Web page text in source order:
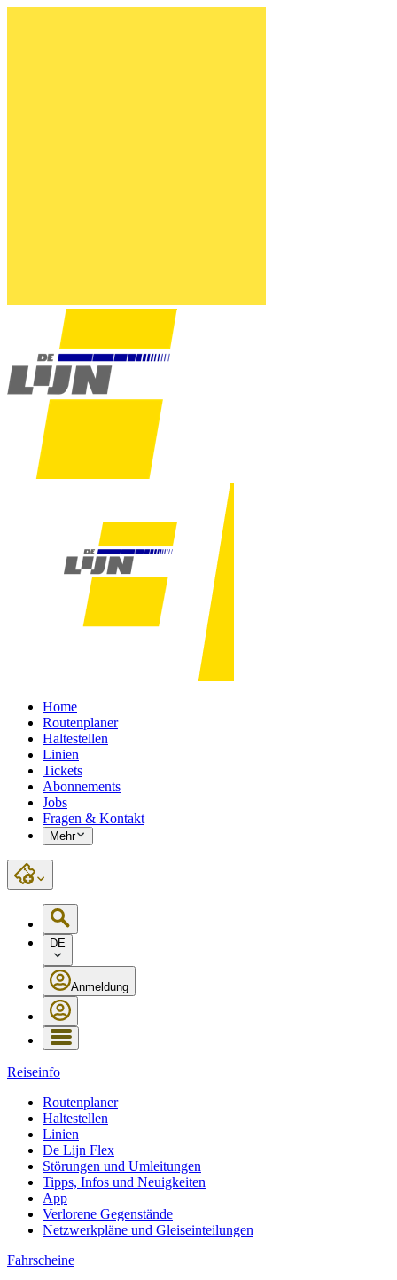
Home
Routenplaner
Haltestellen
Linien
Tickets
Abonnements
Jobs
Fragen & Kontakt
Mehr
DE
Anmeldung
Reiseinfo
Routenplaner
Haltestellen
Linien
De Lijn Flex
Störungen und Umleitungen
Tipps, Infos und Neuigkeiten
App
Verlorene Gegenstände
Netzwerkpläne und Gleiseinteilungen
Fahrscheine